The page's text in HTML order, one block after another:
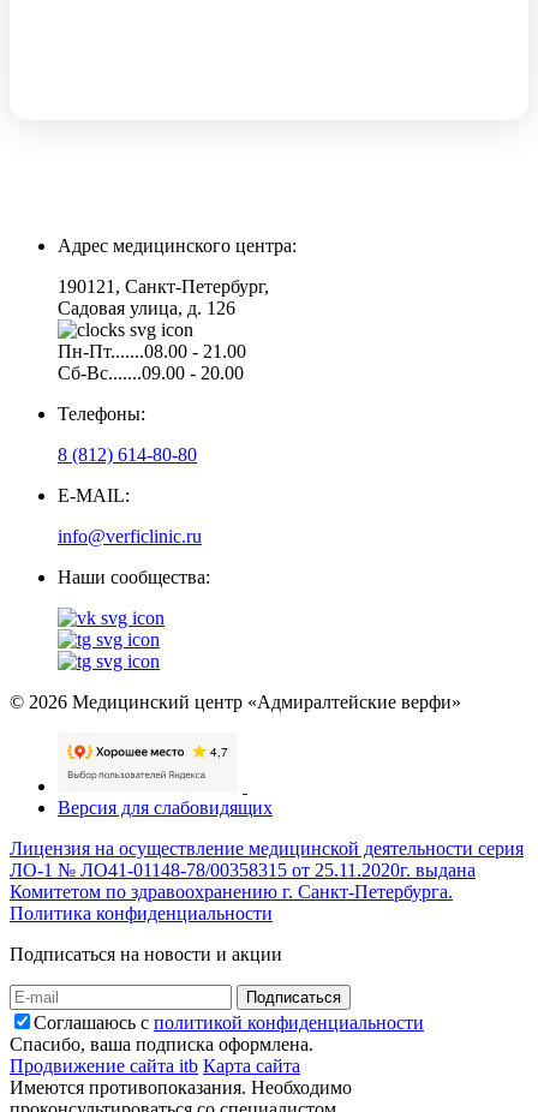
Адрес медицинского центра:
190121, Санкт-Петербург,
Садовая улица, д. 126
Пн-Пт.......08.00 - 21.00
Сб-Вс.......09.00 - 20.00
Телефоны:
8 (812) 614-80-80
E-MAIL:
info@verficlinic.ru
Наши сообщества:
© 2026 Медицинский центр «Адмиралтейские верфи»
Версия для слабовидящих
Лицензия на осуществление медицинской деятельности серия
ЛО-1 № ЛО41-01148-78/00358315 от 25.11.2020г. выдана
Комитетом по здравоохранению г. Санкт-Петербурга.
Политика конфиденциальности
Подписаться на новости и акции
Подписаться
Соглашаюсь с политикой конфиденциальности
Спасибо, ваша подписка оформлена.
Продвижение сайта itb Карта сайта
Имеются противопоказания. Необходимо